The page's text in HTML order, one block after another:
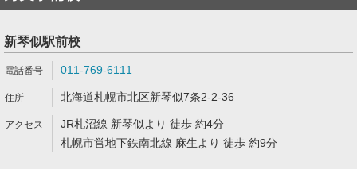
新琴似駅前校
011-769-6111
北海道札幌市北区新琴似7条2-2-36
JR札沼線 新琴似より 徒歩 約4分
札幌市営地下鉄南北線 麻生より 徒歩 約9分